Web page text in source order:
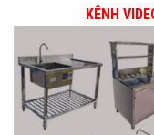
KÊNH